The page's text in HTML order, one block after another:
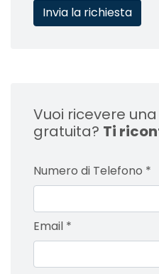
Vuoi ricevere
gratuita? Ti
Numero di Telefono *
Email *